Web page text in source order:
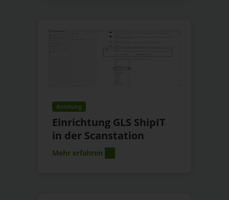
Anleitung
Einrichtung GLS ShipIT
in der Scanstation
Mehr erfahren